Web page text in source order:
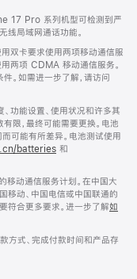
17 Pro 系列机型可检测到严
线局域网通话功能。
双卡要求使用两项移动通信服
两项 CDMA 移动通信服务。
。如需进一步了解，请访问
功能设置、使用状况和许多其
限，最终可能需要更换。电池
可能有所差异。电池测试使用
batteries 和
动通信服务计划。在中国大
动、中国电信或中国联通的
符合更多要求。进一步了解如
方式、完成付款时间和产品存